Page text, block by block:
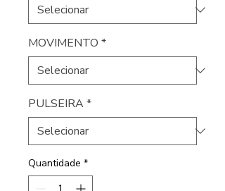
MOVIMENTO *
PULSEIRA*
Quantidade *